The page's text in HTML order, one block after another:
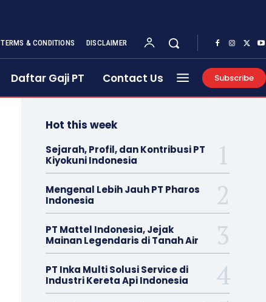
TERMS & CONDITIONS DISCLAIMER
Daftar Gaji PT Contact Us Subscribe
Hot this week
Sejarah, Profil, dan Kontribusi PT
Kiyokuni Indonesia
Mengenal Lebih Jauh PT Pharos
Indonesia
PT Mattel Indonesia, Jejak
Mainan Legendaris di Tanah Air
PT Inka Multi Solusi Service di
Industri Kereta Api Indonesia